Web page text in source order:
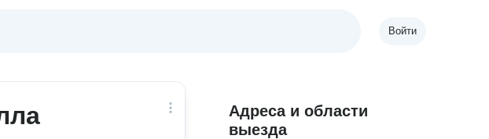
Войти
Адреса и области
выезда